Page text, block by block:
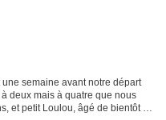
semaine avant notre départ
deux mais à quatre que nous
et petit Loulou, âgé de bientôt 3